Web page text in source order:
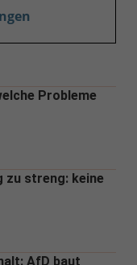
Probleme
zu streng: keine
AfD baut